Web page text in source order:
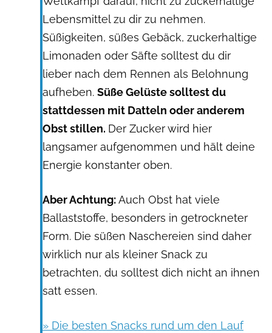
Lebensmittel zu dir zu nehmen.
Süßigkeiten, süßes Gebäck, zuckerhaltige
Limonaden oder Säfte solltest du dir
lieber nach dem Rennen als Belohnung
aufheben. Süße Gelüste solltest du
stattdessen mit Datteln oder anderem
Obst stillen. Der Zucker wird hier
langsamer aufgenommen und hält deine
Energie konstanter oben.
Aber Achtung:Auch Obst hat viele
Ballaststoffe, besonders in getrockneter
Form. Die süßen Naschereien sind daher
wirklich nur als kleiner Snack zu
betrachten, du solltest dich nicht an ihnen
satt essen.
» Die besten Snacks rund um den Lauf